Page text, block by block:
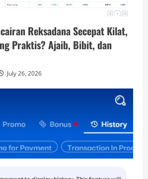
Reksadana Secepat Kilat,
Praktis? Ajaib, Bibit, dan
July 26, 2026